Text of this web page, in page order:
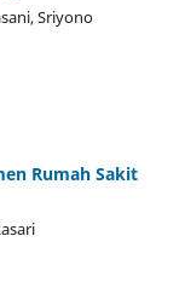
Sriyono
Rumah Sakit